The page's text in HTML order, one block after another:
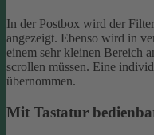
In der Postbox wird der
angezeigt. Ebenso wird in
einem sehr kleinen Bereich
scrollen müssen. Eine
übernommen.
Mit Tastatur